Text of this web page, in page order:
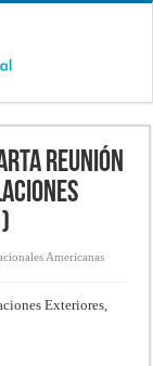
Reunión
Americanas
Exteriores,